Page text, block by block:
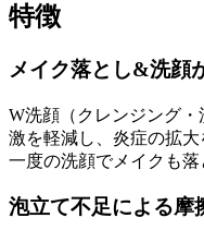
特徴
メイク落とし&洗顔
W洗顔（クレンジング
激を軽減し、炎症の拡大
一度の洗顔でメイクも落
泡立て不足による摩